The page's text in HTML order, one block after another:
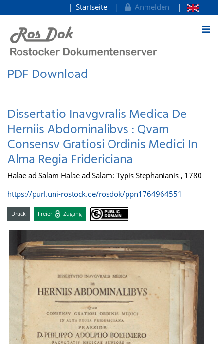
zum Inhalt
Startseite Anmelden
PDF Download
Dissertatio Inavgvralis Medica De
Herniis Abdominalibvs : Qvam
Consensv Gratiosi Ordinis Medici In
Alma Regia Fridericiana
Halae ad Salam Halae ad Salam: Typis Stephanianis , 1780
https://purl.uni-rostock.de/rosdok/ppn1764964551
Druck Freier Zugang